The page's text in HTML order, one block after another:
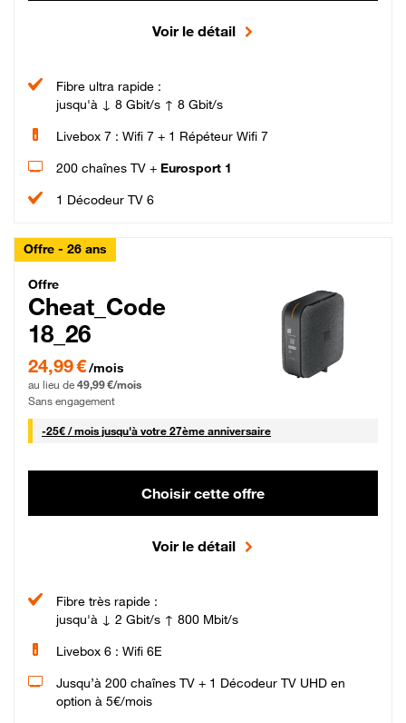
Voir le détail
Fibre ultra rapide :
jusqu'à ↓ 8 Gbit/s ↑ 8 Gbit/s
Livebox 7 : Wifi 7 + 1 Répéteur Wifi 7
200 chaînes TV + Eurosport 1
1 Décodeur TV 6
Offre - 26 ans
Cheat_Code Fibre_18_26
Offre
Cheat_Code
18_26
24,99 € par mois pendant 0 mois puis 49,99 € par mois, Sans engagement
24,99 €/mois
au lieu de 49,99 €/mois
Sans engagement
-25€ / mois25 € par mois
jusqu'à votre 27ème anniversaire
Choisir cette offre
Voir le détail
Fibre très rapide :
jusqu'à ↓ 2 Gbit/s ↑ 800 Mbit/s
Livebox 6 : Wifi 6E
Jusqu’à 200 chaînes TV + 1 Décodeur TV UHD en
option à 5€/mois